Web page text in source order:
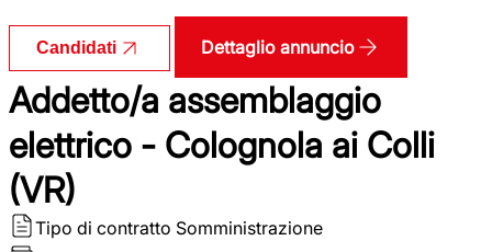
Candidati Dettaglio annuncio
Addetto/a assemblaggio
elettrico - Colognola ai Colli
(VR)
Tipo di contratto Somministrazione